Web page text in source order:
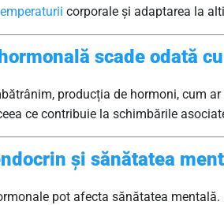
corporale și adaptarea la
scade odată
producția de hormoni, cum
ce contribuie la schimbările
și sănătatea
pot afecta sănătatea